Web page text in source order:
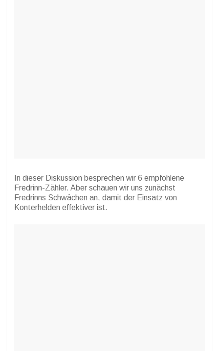
In dieser Diskussion besprechen wir 6 empfohlene
Fredrinn-Zähler. Aber schauen wir uns zunächst
Fredrinns Schwächen an, damit der Einsatz von
Konterhelden effektiver ist.